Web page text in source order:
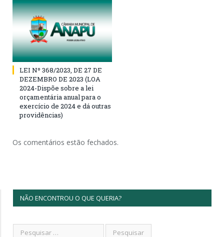
LEI Nº 368/2023, DE 27 DE
DEZEMBRO DE 2023 (LOA
2024-Dispõe sobre a lei
orçamentária anual para o
exercício de 2024 e dá outras
providências)
Os comentários estão fechados.
NÃO ENCONTROU O QUE QUERIA?